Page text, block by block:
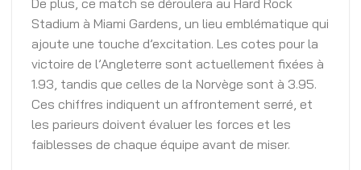
De plus, ce match se déroulera au Hard Rock
Stadium à Miami Gardens, un lieu emblématique qui
ajoute une touche d’excitation. Les cotes pour la
victoire de l’Angleterre sont actuellement fixées à
1.93, tandis que celles de la Norvège sont à 3.95.
Ces chiffres indiquent un affrontement serré, et
les parieurs doivent évaluer les forces et les
faiblesses de chaque équipe avant de miser.